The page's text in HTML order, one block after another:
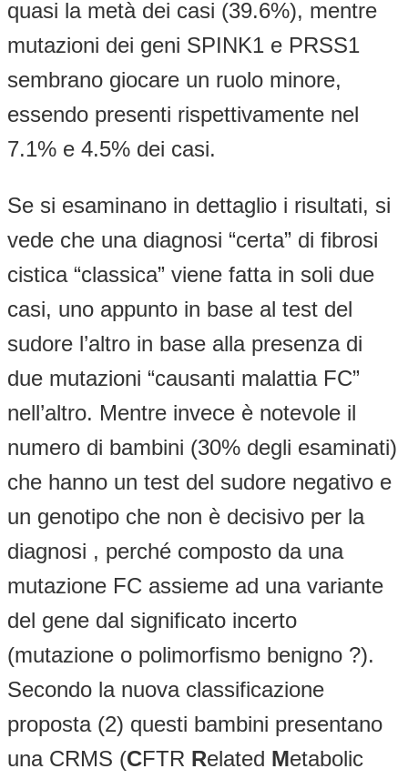
quasi la metà dei casi (39.6%), mentre
mutazioni dei geni SPINK1 e PRSS1
sembrano giocare un ruolo minore,
essendo presenti rispettivamente nel
7.1% e 4.5% dei casi.
Se si esaminano in dettaglio i risultati, si
vede che una diagnosi “certa” di fibrosi
cistica “classica” viene fatta in soli due
casi, uno appunto in base al test del
sudore l’altro in base alla presenza di
due mutazioni “causanti malattia FC”
nell’altro. Mentre invece è notevole il
numero di bambini (30% degli esaminati)
che hanno un test del sudore negativo e
un genotipo che non è decisivo per la
diagnosi , perché composto da una
mutazione FC assieme ad una variante
del gene dal significato incerto
(mutazione o polimorfismo benigno ?).
Secondo la nuova classificazione
proposta (2) questi bambini presentano
una CRMS (CFTR Related Metabolic